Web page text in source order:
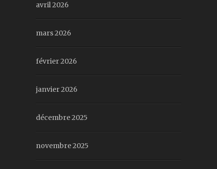
avril 2026
mars 2026
février 2026
janvier 2026
décembre 2025
novembre 2025